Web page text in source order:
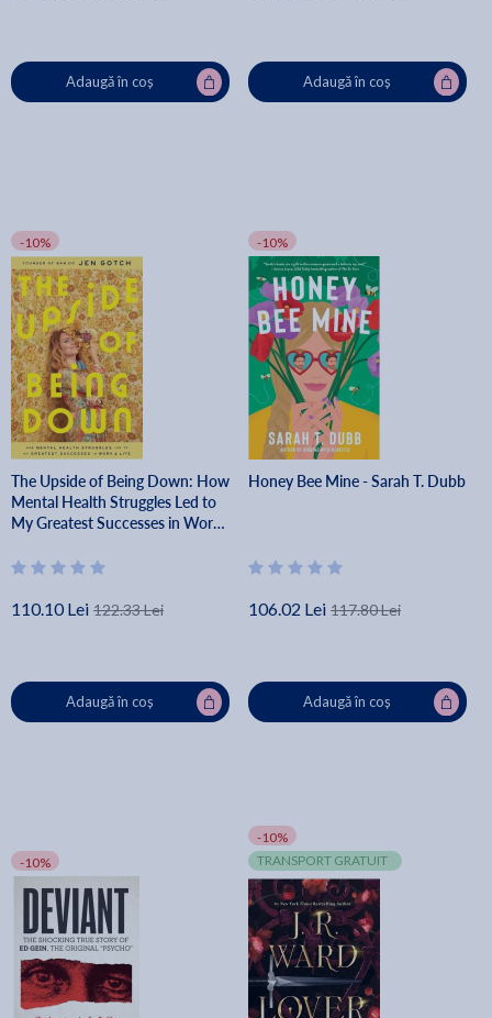
Adaugă în coș Adaugă în coș
-10%
The Upside of Being Down: How
Mental Health Struggles Led to
My Greatest Successes in Work
110.10 Lei 122.33 Lei
Adaugă în coș
-10%
Honey Bee Mine - Sarah T. Dubb
106.02 Lei 117.80 Lei
Adaugă în coș
-10%
-10%
TRANSPORT GRATUIT